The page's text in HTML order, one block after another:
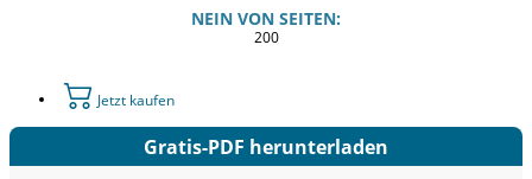
NEIN VON SEITEN:
200
Jetzt kaufen
Gratis-PDF herunterladen